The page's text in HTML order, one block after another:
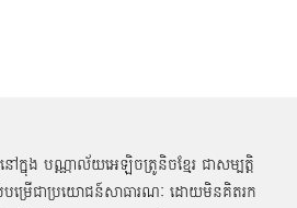
ក្នុង បណ្ណាល័យអេឡិចត្រូនិចខ្មែរ ជាសម្បតិ្ត
ប់បម្រើជាប្រយោជន៍សាធារណៈ ដោយមិនគិតរក